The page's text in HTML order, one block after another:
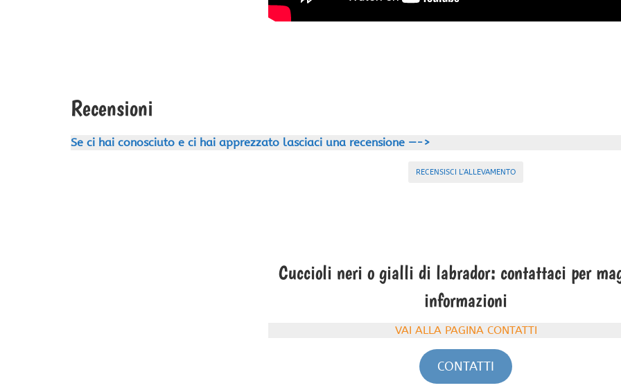
Recensioni
Se ci hai conosciuto e ci hai apprezzato lasciaci una recensione —->
RECENSISCI L’ALLEVAMENTO
Cuccioli neri o gialli di labrador: contattaci per
informazioni
VAI ALLA PAGINA CONTATTI
CONTATTI